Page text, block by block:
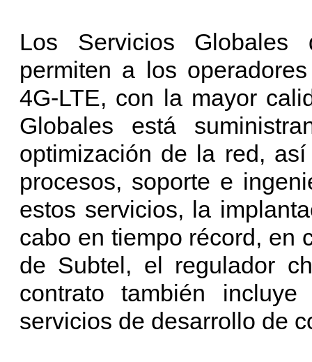
Los Servicios
permiten a los
4G-LTE, con la mayor
Globales está
optimización de la red,
procesos, soporte e
estos servicios, la
cabo en tiempo récord, en
de Subtel, el regulador
contrato también
servicios de desarrollo de